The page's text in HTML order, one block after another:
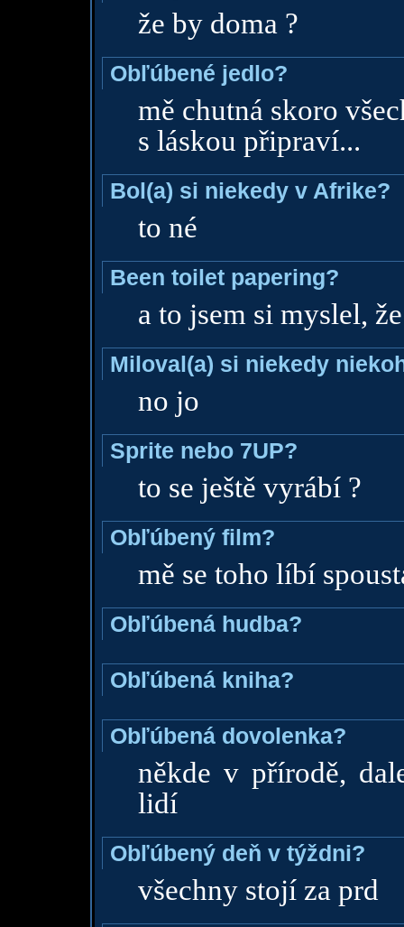
že by doma ?
Obľúbené jedlo?
mě chutná skoro
s láskou připraví...
Bol(a) si niekedy v Afrike?
to né
Been toilet papering?
a to jsem si myslel,
Miloval(a) si niekedy
no jo
Sprite nebo 7UP?
to se ještě vyrábí ?
Obľúbený film?
mě se toho líbí
Obľúbená hudba?
Obľúbená kniha?
Obľúbená dovolenka?
někde v přírodě,
lidí
Obľúbený deň v týždni?
všechny stojí za prd